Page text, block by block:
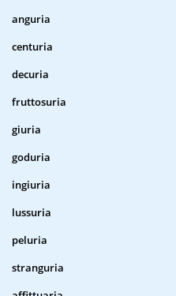
anguria
centuria
decuria
fruttosuria
giuria
goduria
ingiuria
lussuria
peluria
stranguria